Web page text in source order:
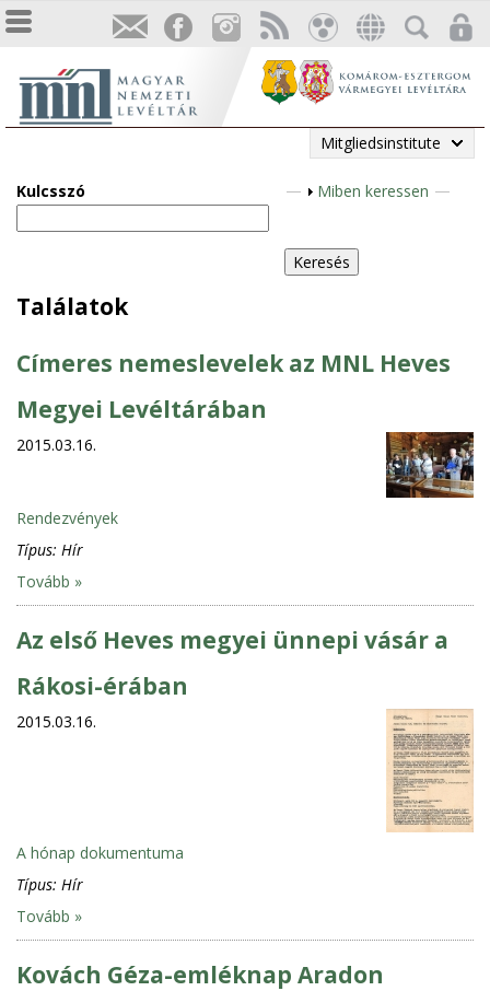
Mitgliedsinstitute
Kulcsszó
A
z
e
n
Miben keressen
Találatok
Címeres nemeslevelek az MNL Heves
Megyei Levéltárában
2015.03.16.
Rendezvények
Típus: Hír
Tovább »
Az első Heves megyei ünnepi vásár a
Rákosi-érában
2015.03.16.
A hónap dokumentuma
Típus: Hír
Tovább »
Kovách Géza-emléknap Aradon